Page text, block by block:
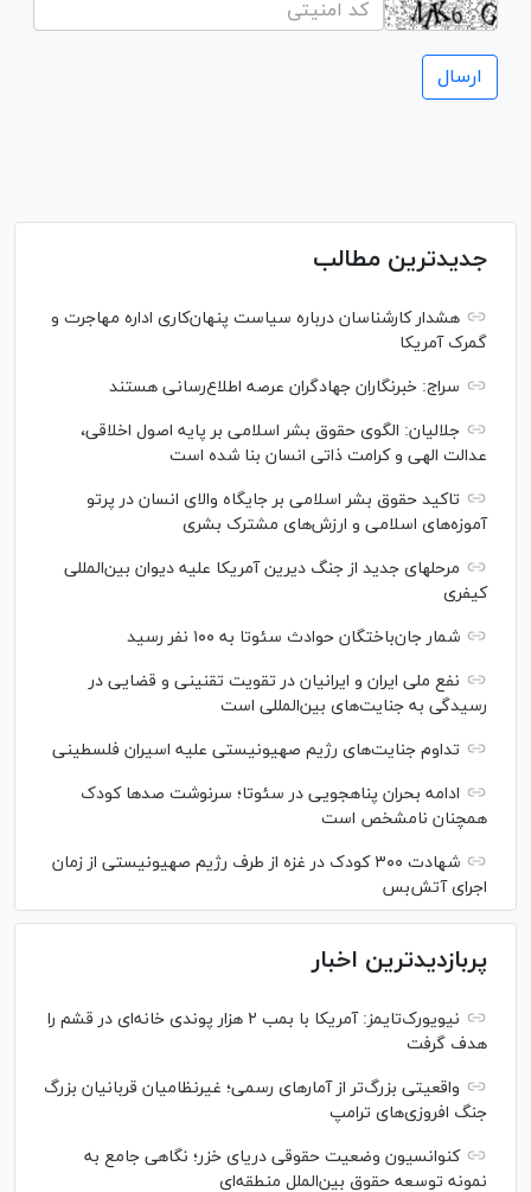
جدیدترین مطالب
هشدار کارشناسان درباره سیاست پنهان‌کاری اداره مهاجرت و
گمرک آمریکا
سراج: خبرنگاران جهادگران عرصه اطلاع‌رسانی هستند
جلالیان: الگوی حقوق بشر اسلامی بر پایه اصول اخلاقی،
عدالت الهی و کرامت ذاتی انسان بنا شده است
تاکید حقوق بشر اسلامی بر جایگاه والای انسان در پرتو
آموزه‌های اسلامی و ارزش‌های مشترک بشری
مرحله‎ای جدید از جنگ دیرین آمریکا علیه دیوان بین‌المللی
کیفری
شمار جان‌باختگان حوادث سئوتا به ۱۰۰ نفر رسید
نفع ملی ایران و ایرانیان در تقویت تقنینی و قضایی در
رسیدگی به جنایت‌های بین‌المللی است
تداوم جنایت‌های رژیم صهیونیستی علیه اسیران فلسطینی
ادامه بحران پناهجویی در سئوتا؛ سرنوشت صدها کودک
همچنان نامشخص است
شهادت ۳۰۰ کودک در غزه از طرف رژیم صهیونیستی از زمان
اجرای آتش‌بس
پربازدیدترین اخبار
نیویورک‌تایمز: آمریکا با بمب ۲ هزار پوندی خانه‌ای در قشم را
هدف گرفت
واقعیتی بزرگ‌تر از آمار‌های رسمی؛ غیرنظامیان قربانیان بزرگ
جنگ افروزی‌های ترامپ
کنوانسیون وضعیت حقوقی دریای خزر؛ نگاهی جامع به
نمونه توسعه حقوق بین‌الملل منطقه‌ای